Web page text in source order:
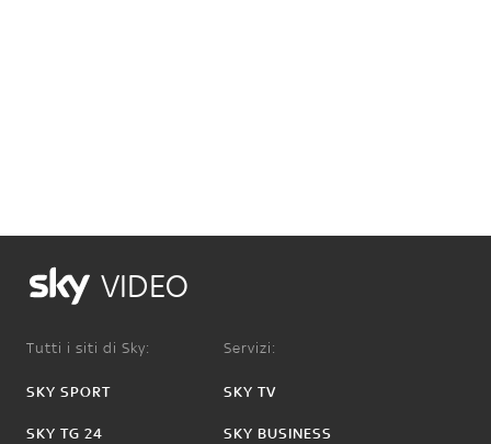
VIDEO
Tutti i siti di Sky:
SKY SPORT
SKY TG 24
Servizi:
SKY TV
SKY BUSINESS